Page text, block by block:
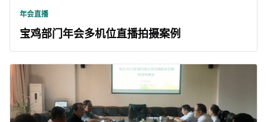
年会直播
宝鸡部门年会多机位直播拍摄案例